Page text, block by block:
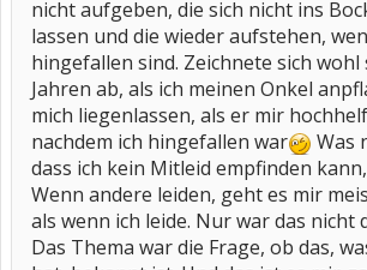
nicht aufgeben, die sich nicht ins
lassen und die wieder aufstehen,
hingefallen sind. Zeichnete sich wohl
Jahren ab, als ich meinen Onkel
mich liegenlassen, als er mir
nachdem ich hingefallen war
Was
dass ich kein Mitleid empfinden
Wenn andere leiden, geht es mir
als wenn ich leide. Nur war das nicht
Das Thema war die Frage, ob das,